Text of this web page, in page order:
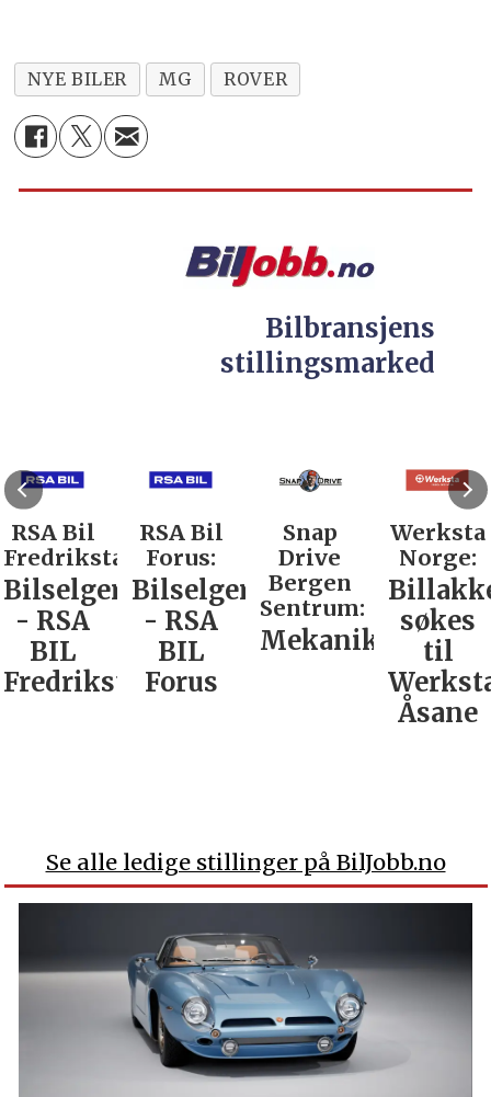
NYE BILER MG ROVER
Bilbransjens
stillingsmarked
RSA Bil
Fredrikstad:
Bilselger
- RSA
BIL
Fredrikstad
RSA Bil
Forus:
Bilselger
- RSA
BIL
Forus
Snap
Drive
Bergen
Sentrum:
Mekaniker
Werksta
Norge:
søkes
til
Åsane
Se alle ledige stillinger på BilJobb.no